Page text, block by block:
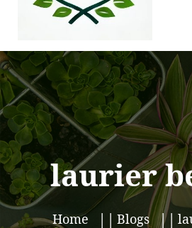
laurier
Home Blogs